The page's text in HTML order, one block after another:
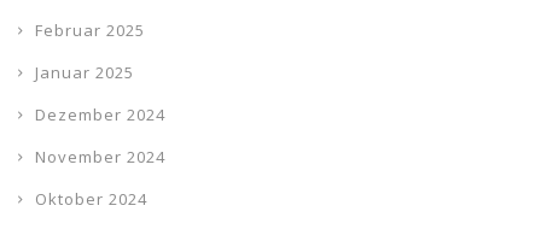
Februar 2025
Januar 2025
Dezember 2024
November 2024
Oktober 2024